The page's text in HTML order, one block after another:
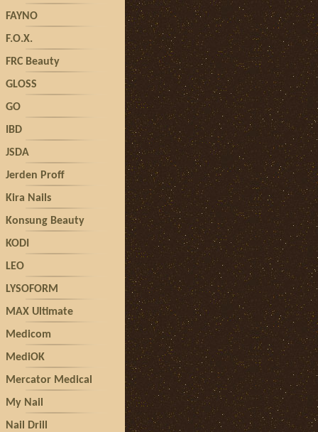
FAYNO
F.O.X.
FRC Beauty
GLOSS
GO
IBD
JSDA
Jerden Proff
Kira Nails
Konsung Beauty
KODI
LEO
LYSOFORM
MAX Ultimate
Medicom
MediOK
Mercator Medical
My Nail
Nail Drill